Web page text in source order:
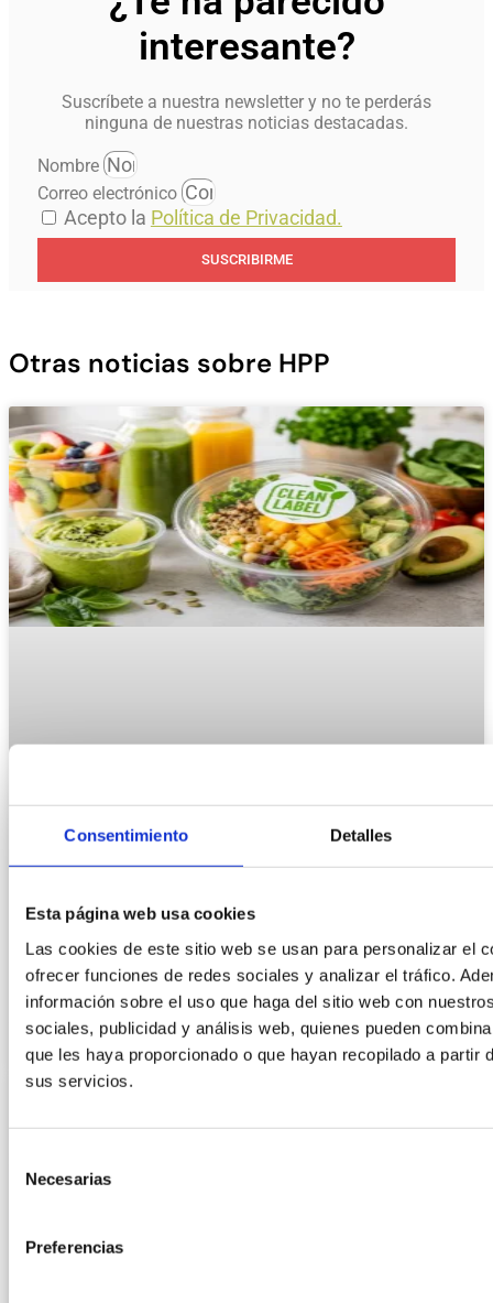
Consentimiento Detalles
Esta página web usa cookies
Las cookies de este sitio web se usan para personalizar el
ofrecer funciones de redes sociales y analizar el tráfico.
información sobre el uso que haga del sitio web con
sociales, publicidad y análisis web, quienes pueden
que les haya proporcionado o que hayan recopilado a partir
sus servicios.
Necesarias
Preferencias
interesante?
Suscríbete a nuestra newsletter y no te perderás
ninguna de nuestras noticias destacadas.
Nombre
Correo electrónico
Acepto la Política de Privacidad.
SUSCRIBIRME
Otras noticias sobre HPP
CLEAN LABEL: QUÉ ES Y POR QUÉ LA
TECNOLOGÍA HPP ES CLAVE PARA
DESARROLLAR ALIMENTOS MÁS
9 julio, 2026